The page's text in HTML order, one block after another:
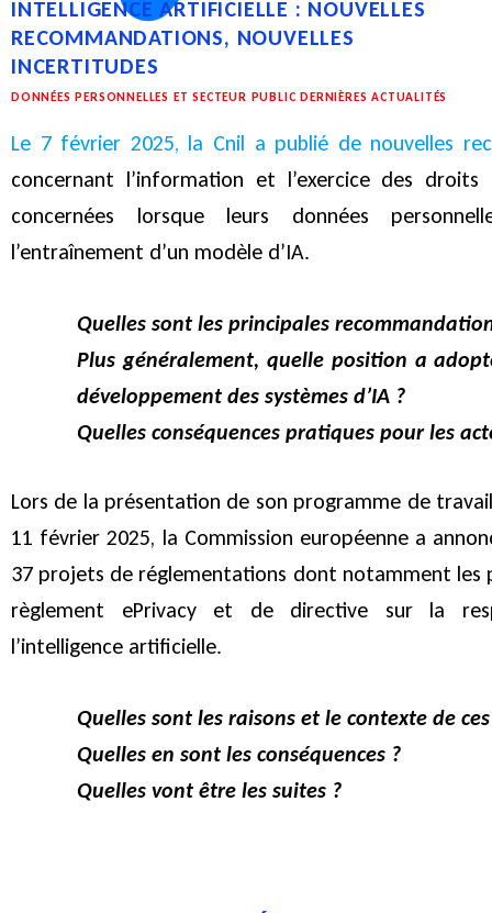
INTELLIGENCE ARTIFICIELLE : NOUVELLES
RECOMMANDATIONS, NOUVELLES
INCERTITUDES
DONNÉES PERSONNELLES ET SECTEUR PUBLIC DERNIÈRES ACTUALITÉS
Le 7 février 2025, la Cnil a publié de nouvelles
concernant l’information et l’exercice des droits
concernées lorsque leurs données
l’entraînement d’un modèle d’IA.
Quelles sont les principales
Plus généralement, quelle position a
développement des systèmes d’IA ?
Quelles conséquences pratiques pour les
Lors de la présentation de son programme de
11 février 2025, la Commission européenne a
37 projets de réglementations dont notamment les
règlement ePrivacy et de directive sur la
l’intelligence artificielle.
Quelles sont les raisons et le contexte de
Quelles en sont les conséquences ?
Quelles vont être les suites ?